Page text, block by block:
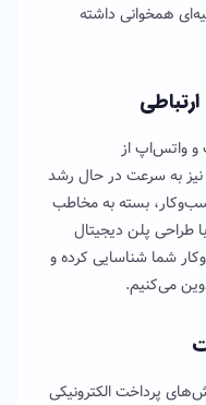
همخوانی داشته
و واتس‌اپ از
به سرعت در حال رشد
بسته به مخاطب
پلن دیجیتال
شما شناسایی کرده و
می‌کنیم.
پرداخت الکترونیکی